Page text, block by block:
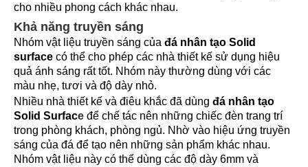
cho nhiều phong cách khác nhau.
Khả năng truyền sáng
Nhóm vật liệu truyền sáng của đá nhân tạo Solid
surface có thể cho phép các nhà thiết kế sử dụng hiệu
quả ánh sáng rất tốt. Nhóm này thường dùng với các
màu nhẹ, tươi và độ dày nhỏ.
Nhiều nhà thiết kế và điêu khắc đã dùng đá nhân tạo
Solid Surface để chế tác nên những chiếc đèn trang trí
trong phòng khách, phòng ngủ. Nhờ vào hiệu ứng truyền
sáng của đá để tạo nên những sản phẩm khác nhau.
Nhóm vật liệu này có thể dùng các độ dày 6mm và